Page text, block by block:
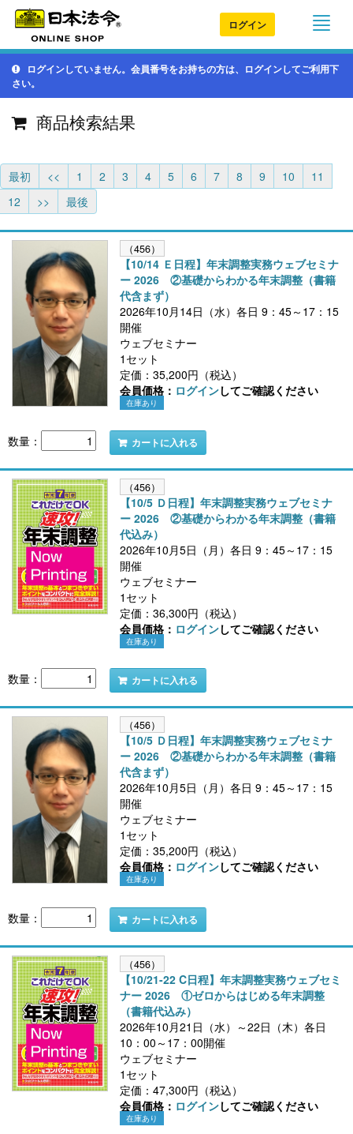
ログイン
ログインしていません。会員番号をお持ちの方は、ログインしてご利用下
さい。
商品検索結果
最初 << 1 2 3 4 5 6 7 8 9 10
11
12
>> 最後
（456）
【10/14 Ｅ日程】年末調整実務ウェブセミナ
ー 2026 ②基礎からわかる年末調整（書籍
代含まず）
2026年10月14日（水）各日 9：45～17：15
開催
ウェブセミナー
1セット
定価：35,200円（税込）
会員価格： ログインしてご確認ください
在庫あり
数量： カートに入れる
（456）
【10/5 Ｄ日程】年末調整実務ウェブセミナ
ー 2026 ②基礎からわかる年末調整（書籍
代込み）
2026年10月5日（月）各日 9：45～17：15
開催
ウェブセミナー
1セット
定価：36,300円（税込）
会員価格： ログインしてご確認ください
在庫あり
数量： カートに入れる
（456）
【10/5 Ｄ日程】年末調整実務ウェブセミナ
ー 2026 ②基礎からわかる年末調整（書籍
代含まず）
2026年10月5日（月）各日 9：45～17：15
開催
ウェブセミナー
1セット
定価：35,200円（税込）
会員価格： ログインしてご確認ください
在庫あり
数量： カートに入れる
（456）
【10/21-22 C日程】年末調整実務ウェブセミ
ナー 2026 ①ゼロからはじめる年末調整
（書籍代込み）
2026年10月21日（水）～22日（木）各日
10：00～17：00開催
ウェブセミナー
1セット
定価：47,300円（税込）
会員価格： ログインしてご確認ください
在庫あり